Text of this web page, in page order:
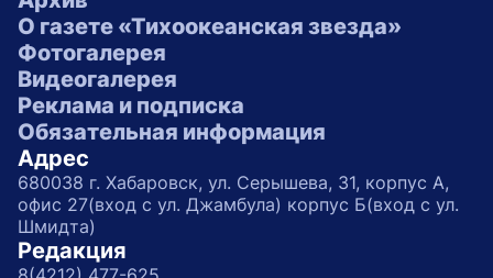
О газете «Тихоокеанская звезда»
Фотогалерея
Видеогалерея
Реклама и подписка
Обязательная информация
Адрес
680038 г. Хабаровск, ул. Серышева, 31, корпус А,
офис 27(вход с ул. Джамбула) корпус Б(вход с ул.
Шмидта)
Редакция